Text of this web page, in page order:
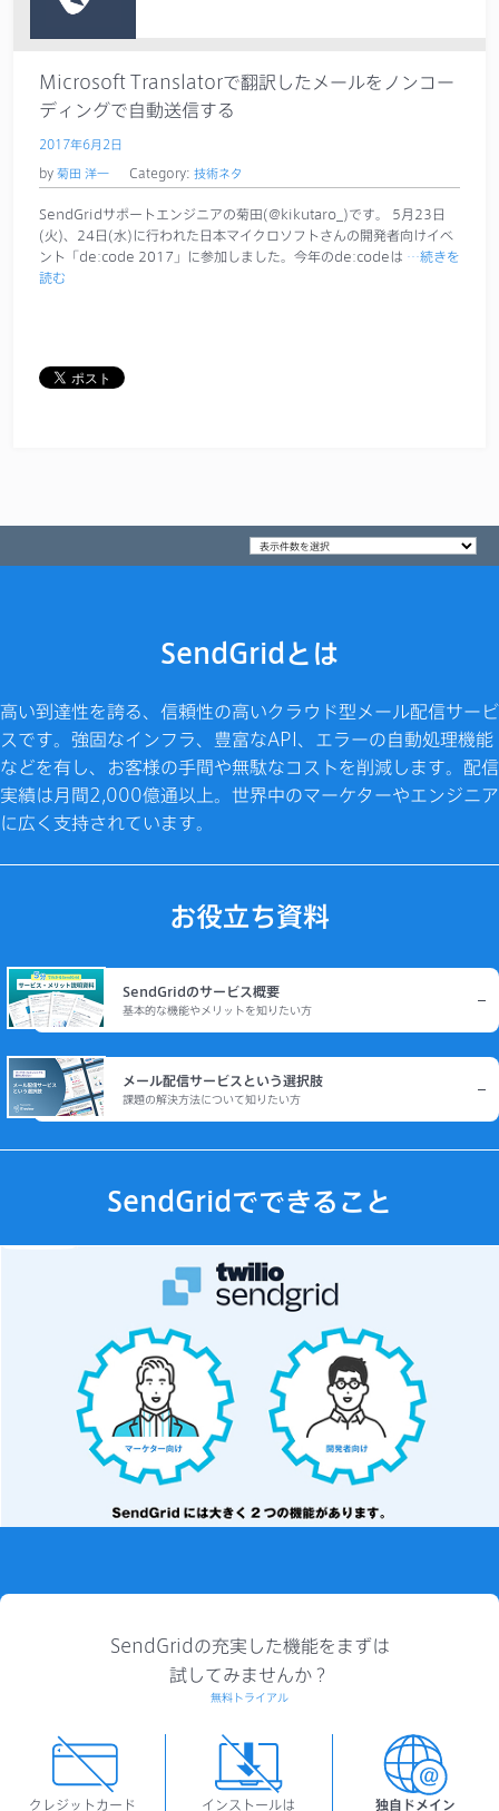
Microsoft Translatorで翻訳したメールをノンコー
ディングで自動送信する
2017年6月2日
by 菊田 洋一 Category: 技術ネタ
SendGridサポートエンジニアの菊田(@kikutaro_)です。 5月23日
(火)、24日(水)に行われた日本マイクロソフトさんの開発者向けイベ
ント「de:code 2017」に参加しました。今年のde:codeは …続きを
読む
SendGridとは
高い到達性を誇る、信頼性の高いクラウド型メール配信サービ
スです。強固なインフラ、豊富なAPI、エラーの自動処理機能
などを有し、お客様の手間や無駄なコストを削減します。配信
実績は月間2,000億通以上。世界中のマーケターやエンジニア
に広く支持されています。
お役立ち資料
SendGridのサービス概要
基本的な機能やメリットを知りたい方
メール配信サービスという選択肢
課題の解決方法について知りたい方
SendGridでできること
クレジットカード インストールは 独自ドメイン
SendGridの充実した機能をまずは
試してみませんか？
無料トライアル